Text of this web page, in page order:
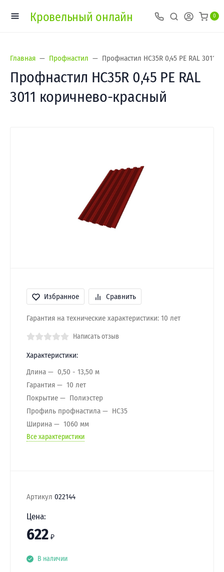
Кровельный онлайн 0
Главная Профнастил Профнастил HC35R 0,45 PE RAL 3011
Профнастил HC35R 0,45 PE RAL
3011 коричнево-красный
Избранное Сравнить
Гарантия на технические характеристики: 10 лет
Написать отзыв
Характеристики:
Длина
0,50 - 13,50 м
Гарантия
10 лет
Покрытие
Полиэстер
Профиль профнастила
HC35
Ширина
1060 мм
Все характеристики
Артикул 022144
Цена:
622 ₽
В наличии